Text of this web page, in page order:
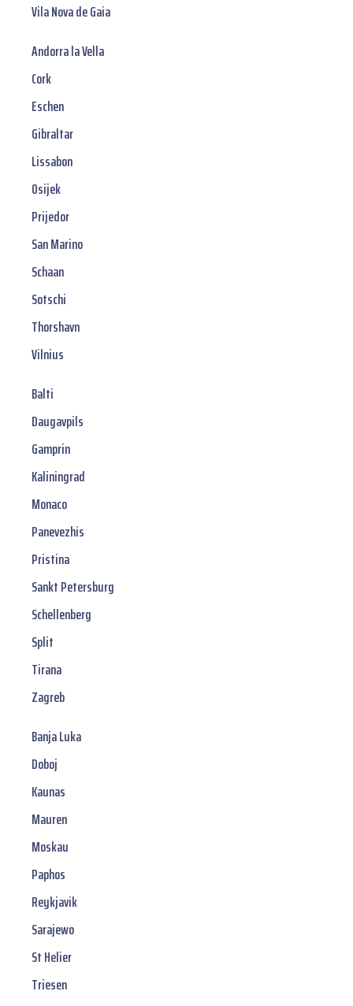
Vila Nova de Gaia
Andorra la Vella
Cork
Eschen
Gibraltar
Lissabon
Osijek
Prijedor
San Marino
Schaan
Sotschi
Thorshavn
Vilnius
Balti
Daugavpils
Gamprin
Kaliningrad
Monaco
Panevezhis
Pristina
Sankt Petersburg
Schellenberg
Split
Tirana
Zagreb
Banja Luka
Doboj
Kaunas
Mauren
Moskau
Paphos
Reykjavik
Sarajewo
St Helier
Triesen